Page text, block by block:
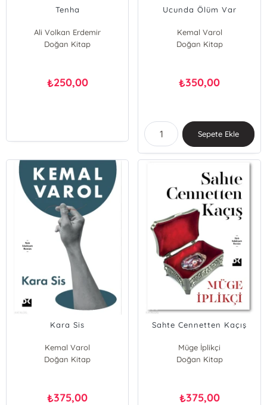
Tenha
Ali Volkan Erdemir
Doğan Kitap
₺250,00
Ucunda Ölüm Var
Kemal Varol
Doğan Kitap
₺350,00
Sepete Ekle
Kara Sis
Kemal Varol
Doğan Kitap
₺375,00
Sahte Cennetten Kaçış
Müge İplikçi
Doğan Kitap
₺375,00